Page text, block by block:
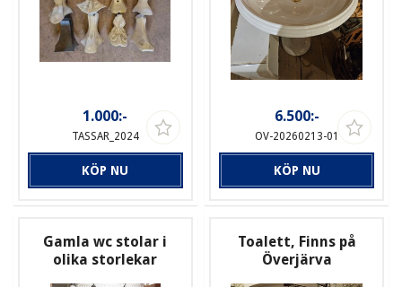
1.000:-
TASSAR_2024
KÖP NU
6.500:-
OV-20260213-01
KÖP NU
Gamla wc stolar i
olika storlekar
Toalett, Finns på
Överjärva